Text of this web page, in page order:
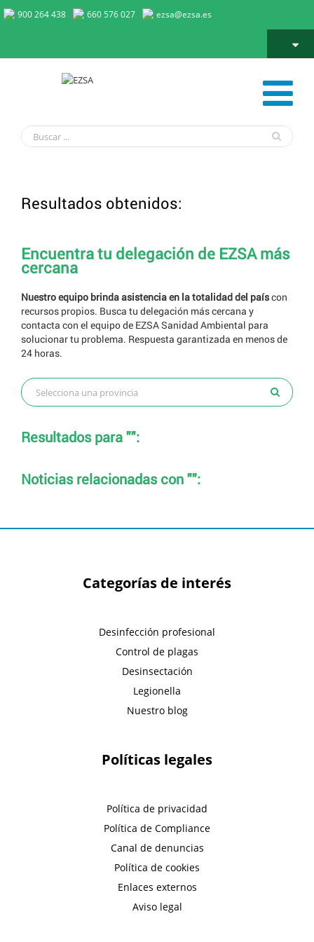
900 264 438 660 576 027 ezsa@ezsa.es
Resultados obtenidos:
Encuentra tu delegación de EZSA más
cercana
Nuestro equipo brinda asistencia en la totalidad del paíscon
recursos propios. Busca tu delegación más cercana y
contacta con el equipo de EZSA Sanidad Ambiental para
solucionar tu problema. Respuesta garantizada en menos de
24 horas.
Resultados para "":
Noticias relacionadas con "":
Categorías de interés
Desinfección profesional
Control de plagas
Desinsectación
Legionella
Nuestro blog
Políticas legales
Política de privacidad
Política de Compliance
Canal de denuncias
Política de cookies
Enlaces externos
Aviso legal